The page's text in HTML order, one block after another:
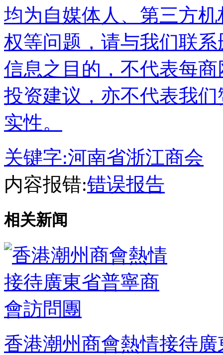
均为自媒体人、第三方
权等问题，请与我们联
信息之目的，不代表每
投资建议，亦不代表我
实性。
关键字:河南省浙江商会
内容报错:错误报告
相关新闻
香港潮州商會熱情接待